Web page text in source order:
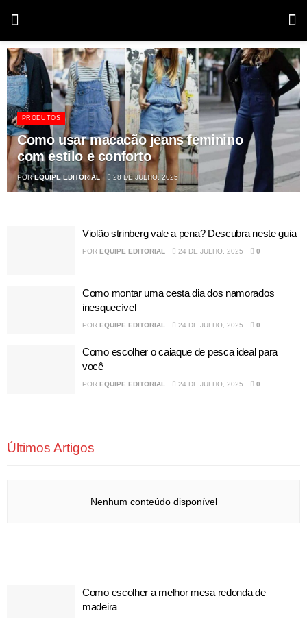
PRODUTOS
Como usar macacão jeans feminino
com estilo e conforto
POR EQUIPE EDITORIAL 28 DE JULHO, 2025
Violão strinberg vale a pena? Descubra neste guia
POR EQUIPE EDITORIAL 24 DE JULHO, 2025 0
Como montar uma cesta dia dos namorados
inesquecível
POR EQUIPE EDITORIAL 24 DE JULHO, 2025 0
Como escolher o caiaque de pesca ideal para
você
POR EQUIPE EDITORIAL 24 DE JULHO, 2025 0
Últimos Artigos
Nenhum conteúdo disponível
Como escolher a melhor mesa redonda de
madeira